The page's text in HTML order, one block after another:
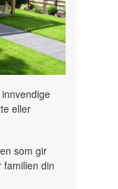
eller
som gir
familien din